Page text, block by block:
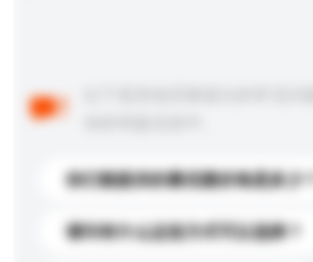
你们能提供的最优惠价格是多少？
请问有什么运送方式可以选择？